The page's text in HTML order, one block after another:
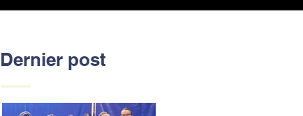
Dernier post